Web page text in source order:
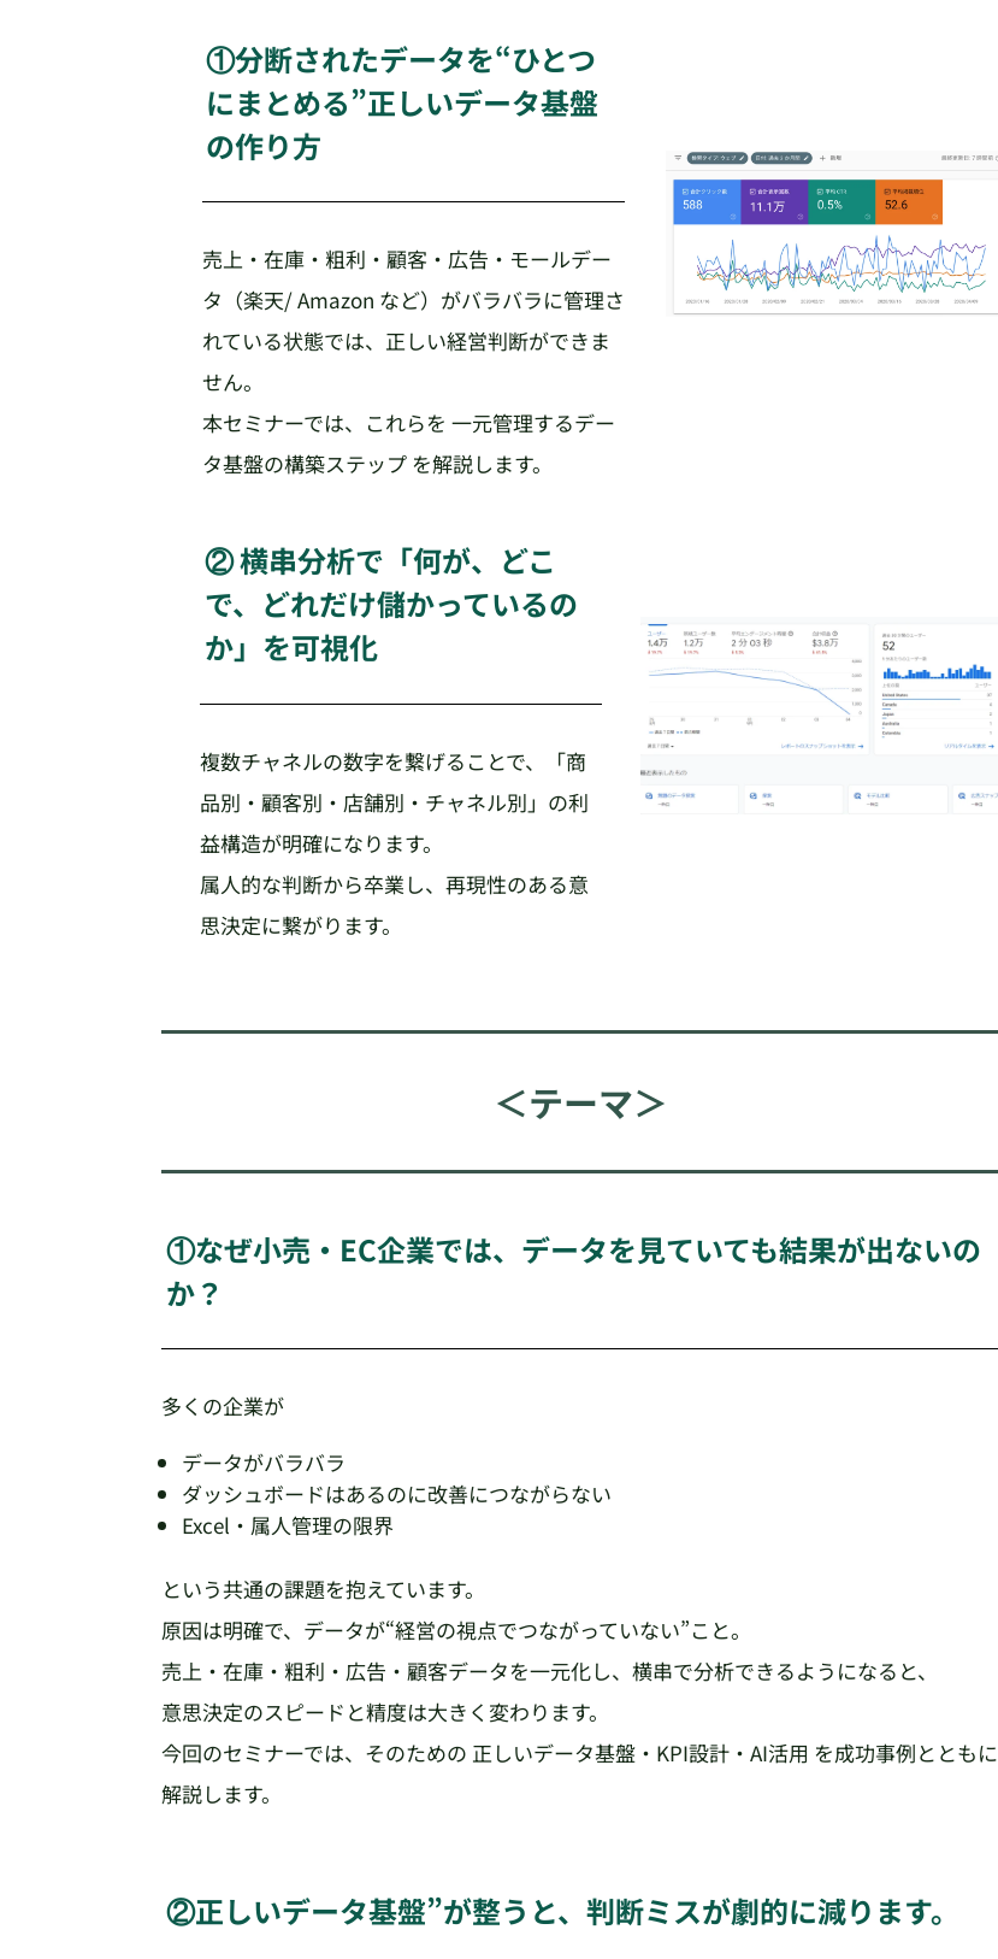
①分断されたデータを“ひとつ
にまとめる”正しいデータ基盤
の作り方
売上・在庫・粗利・顧客・広告・モールデー
タ（楽天/ Amazon など）がバラバラに管理さ
れている状態では、正しい経営判断ができま
せん。
本セミナーでは、これらを 一元管理するデー
タ基盤の構築ステップ を解説します。
② 横串分析で「何が、どこ
で、どれだけ儲かっているの
か」を可視化
複数チャネルの数字を繋げることで、「商
品別・顧客別・店舗別・チャネル別」の利
益構造が明確になります。
属人的な判断から卒業し、再現性のある意
思決定に繋がります。
＜テーマ＞
①なぜ小売・EC企業では、データを見ていても結果が出ないの
か？
多くの企業が
データがバラバラ
ダッシュボードはあるのに改善につながらない
Excel・属人管理の限界
という共通の課題を抱えています。
原因は明確で、データが“経営の視点でつながっていない”こと。
売上・在庫・粗利・広告・顧客データを一元化し、横串で分析できるようになると、
意思決定のスピードと精度は大きく変わります。
今回のセミナーでは、そのための 正しいデータ基盤・KPI設計・AI活用 を成功事例とともに
解説します。
②正しいデータ基盤”が整うと、判断ミスが劇的に減ります。